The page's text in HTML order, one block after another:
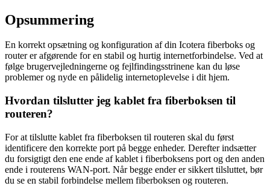
Opsummering
En korrekt opsætning og konfiguration af din Icotera fiberboks og
router er afgørende for en stabil og hurtig internetforbindelse. Ved at
følge brugervejledningerne og fejlfindingsstrinene kan du løse
problemer og nyde en pålidelig internetoplevelse i dit hjem.
Hvordan tilslutter jeg kablet fra fiberboksen til
routeren?
For at tilslutte kablet fra fiberboksen til routeren skal du først
identificere den korrekte port på begge enheder. Derefter indsætter
du forsigtigt den ene ende af kablet i fiberboksens port og den anden
ende i routerens WAN-port. Når begge ender er sikkert tilsluttet, bør
du se en stabil forbindelse mellem fiberboksen og routeren.